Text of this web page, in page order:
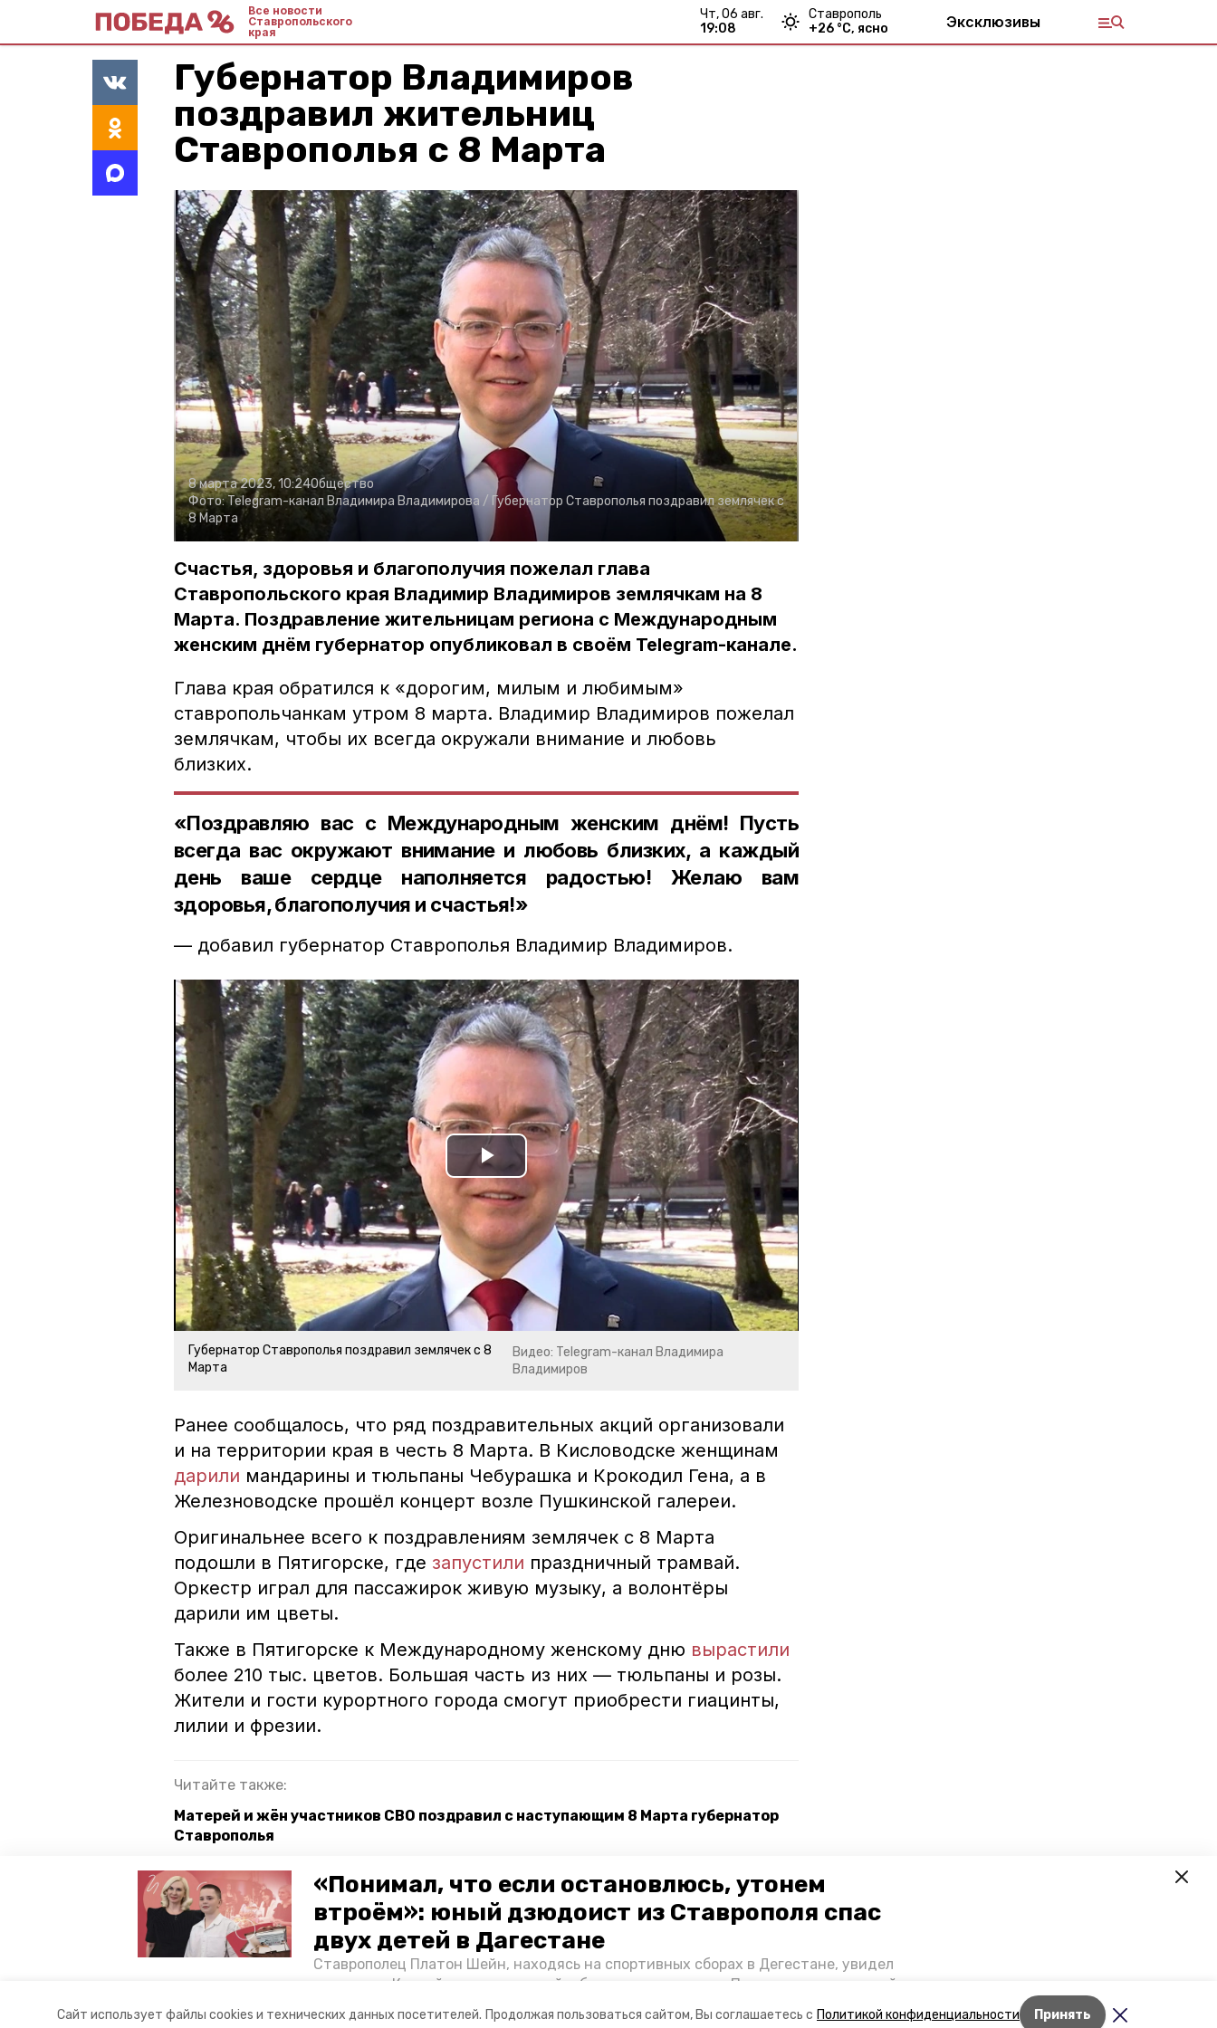
Сайт использует файлы cookies и технических данных посетителей. Продолжая пользоваться сайтом, Вы соглашаетесь с Политикой конфиденциальности Принять
«Понимал, что если остановлюсь, утонем
втроём»: юный дзюдоист из Ставрополя спас
двух детей в Дагестане
Ставрополец Платон Шейн, находясь на спортивных сборах в Дегестане, увидел
тонущих в Каспийском море детей и бросился на помощь. По возвращении домой,
Корреспондент «Победы26» пообщался с юным героем.
Все новости
Ставропольского
края
чт, 06 авг.
19:08
Ставрополь
+26 °С, ясно Эксклюзивы
Лента новостей
Губернатор Владимиров
поздравил жительниц
Ставрополья с 8 Марта
8 марта 2023, 10:24Общество
Фото:Telegram-канал Владимира Владимирова / Губернатор Ставрополья поздравил землячек с
8 Марта
Счастья, здоровья и благополучия пожелал глава
Ставропольского края Владимир Владимиров землячкам на 8
Марта. Поздравление жительницам региона с Международным
женским днём губернатор опубликовал в своём Telegram-канале.
Глава края обратился к «дорогим, милым и любимым»
ставропольчанкам утром 8 марта. Владимир Владимиров пожелал
землячкам, чтобы их всегда окружали внимание и любовь
близких.
«Поздравляю вас с Международным женским днём! Пусть
всегда вас окружают внимание и любовь близких, а каждый
день ваше сердце наполняется радостью! Желаю вам
здоровья, благополучия и счастья!»
— добавил губернатор Ставрополья Владимир Владимиров.
Play
Video
Губернатор Ставрополья поздравил землячек с 8
Марта
Видео: Telegram-канал Владимира
Владимиров
Ранее сообщалось, что ряд поздравительных акций организовали
и на территории края в честь 8 Марта. В Кисловодске женщинам
дарили мандарины и тюльпаны Чебурашка и Крокодил Гена, а в
Железноводске прошёл концерт возле Пушкинской галереи.
Оригинальнее всего к поздравлениям землячек с 8 Марта
подошли в Пятигорске, где запустили праздничный трамвай.
Оркестр играл для пассажирок живую музыку, а волонтёры
дарили им цветы.
Также в Пятигорске к Международному женскому дню вырастили
более 210 тыс. цветов. Большая часть из них — тюльпаны и розы.
Жители и гости курортного города смогут приобрести гиацинты,
лилии и фрезии.
Читайте также:
Матерей и жён участников СВО поздравил с наступающим 8 Марта губернатор
Ставрополья
Дети из Невинномысска написали поздравительные письма женщинам –
участницам СВО
Участники СВО поздравили женщин Невинномысска с 8 Марта
ставропольский край